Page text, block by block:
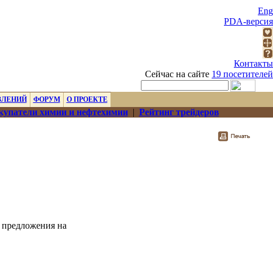
Eng
PDA-версия
Контакты
Сейчас на сайте 19 посетителей
ФОРУМ О ПРОЕКТЕ
химии и нефтехимии| Рейтинг трейдеров
на